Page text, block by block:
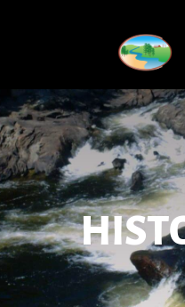
L'INFOLETTRE
Nom
complet
Courriel
*
JE
M'ABONNE